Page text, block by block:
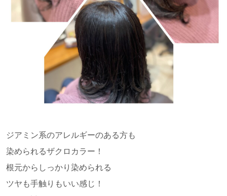
ジアミン系のアレルギーのある方も
染められるザクロカラー！
根元からしっかり染められる
ツヤも手触りもいい感じ！